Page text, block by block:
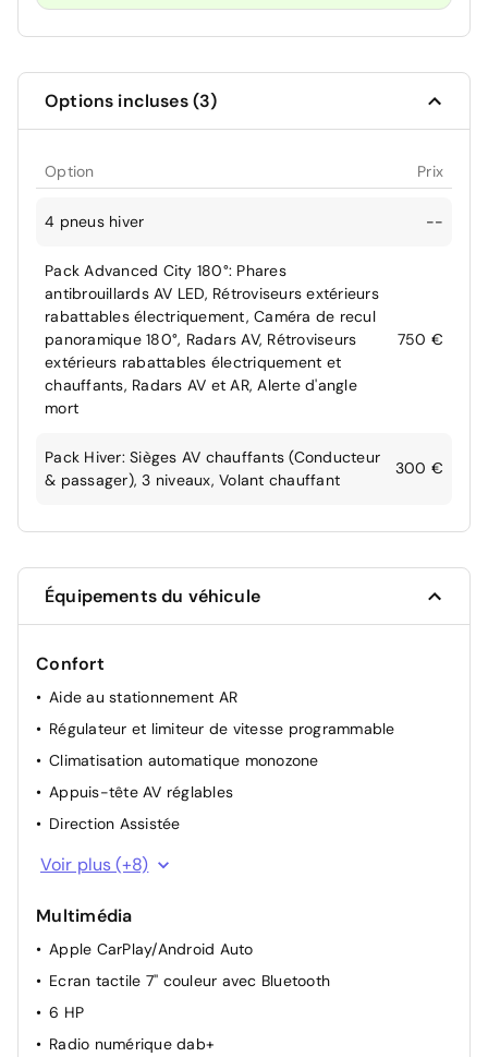
Options incluses (3)
Option Prix
4 pneus hiver --
Pack Advanced City 180°: Phares
antibrouillards AV LED, Rétroviseurs extérieurs
rabattables électriquement, Caméra de recul
panoramique 180°, Radars AV, Rétroviseurs
extérieurs rabattables électriquement et
chauffants, Radars AV et AR, Alerte d'angle
mort
750 €
Pack Hiver: Sièges AV chauffants (Conducteur
& passager), 3 niveaux, Volant chauffant
300 €
Équipements du véhicule
Confort
Aide au stationnement AR
Régulateur et limiteur de vitesse programmable
Climatisation automatique monozone
Appuis-tête AV réglables
Direction Assistée
Vitres AV électriques
Aide au démarrage en côte
Vitres AR électriques
Frein à main électrique
Démarrage sans clé
Chargeur embarqué monophasé 7,4 KW
Voir plus (+8)
Multimédia
Apple CarPlay/Android Auto
Ecran tactile 7'' couleur avec Bluetooth
6 HP
Radio numérique dab+